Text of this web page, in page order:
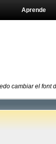
Aprende
cambiar el font